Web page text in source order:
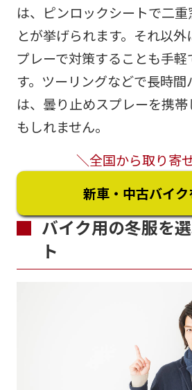
は、ピンロックシートで二
とが挙げられます。それ以
プレーで対策することも手
す。ツーリングなどで長時
は、曇り止めスプレーを携
もしれません。
＼全国から取り寄
新車・中古バイ
バイク用の冬服を
ト